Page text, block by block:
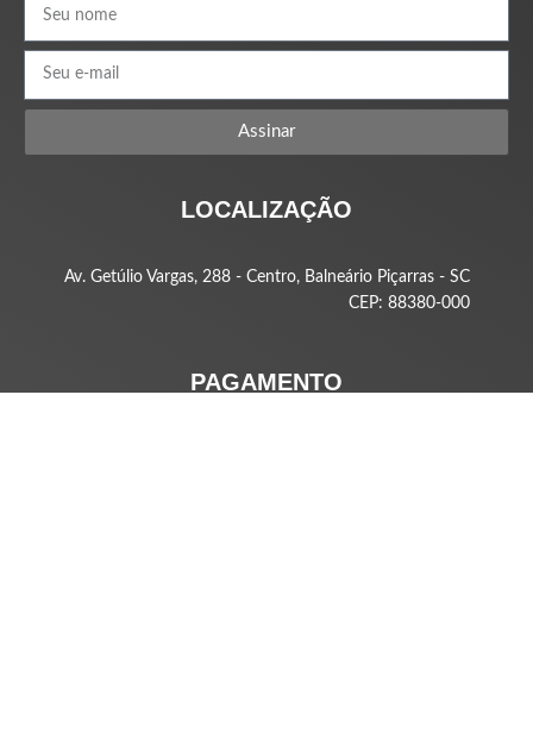
Assinar
LOCALIZAÇÃO
Av. Getúlio Vargas, 288 - Centro, Balneário Piçarras - SC
CEP: 88380-000
PAGAMENTO